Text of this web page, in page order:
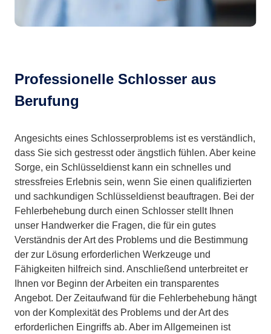
Professionelle Schlosser aus
Berufung
Angesichts eines Schlosserproblems ist es verständlich,
dass Sie sich gestresst oder ängstlich fühlen. Aber keine
Sorge, ein Schlüsseldienst kann ein schnelles und
stressfreies Erlebnis sein, wenn Sie einen qualifizierten
und sachkundigen Schlüsseldienst beauftragen. Bei der
Fehlerbehebung durch einen Schlosser stellt Ihnen
unser Handwerker die Fragen, die für ein gutes
Verständnis der Art des Problems und die Bestimmung
der zur Lösung erforderlichen Werkzeuge und
Fähigkeiten hilfreich sind. Anschließend unterbreitet er
Ihnen vor Beginn der Arbeiten ein transparentes
Angebot. Der Zeitaufwand für die Fehlerbehebung hängt
von der Komplexität des Problems und der Art des
erforderlichen Eingriffs ab. Aber im Allgemeinen ist